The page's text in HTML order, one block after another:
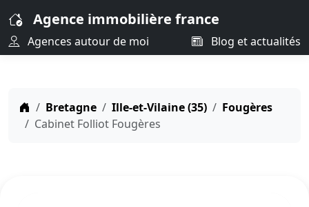
Agence immobilière france
Agences autour de moi Blog et actualités
Bretagne Ille-et-Vilaine (35)
Fougères
Cabinet Folliot Fougères